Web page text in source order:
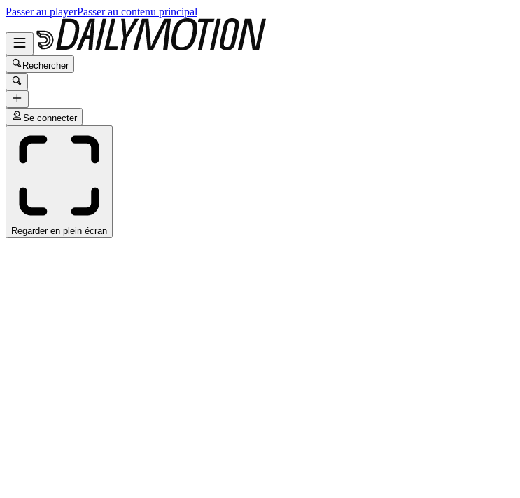
Passer au playerPasser au contenu principal
Rechercher
Se connecter
Regarder en plein écran